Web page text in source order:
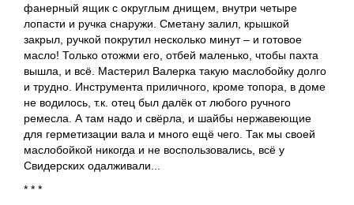
фанерный ящик с округлым днищем, внутри четыре
лопасти и ручка снаружи. Сметану залил, крышкой
закрыл, ручкой покрутил несколько минут – и готовое
масло! Только отожми его, отбей маленько, чтобы пахта
вышла, и всё. Мастерил Валерка такую маслобойку долго
и трудно. Инструмента приличного, кроме топора, в доме
не водилось, т.к. отец был далёк от любого ручного
ремесла. А там надо и свёрла, и шайбы нержавеющие
для герметизации вала и много ещё чего. Так мы своей
маслобойкой никогда и не воспользовались, всё у
Свидерских одалживали...
* * *